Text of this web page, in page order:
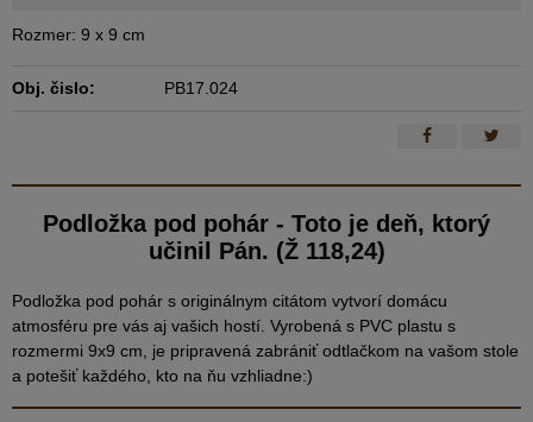
Rozmer: 9 x 9 cm
Obj. čislo: PB17.024
Podložka pod pohár - Toto je deň, ktorý
učinil Pán. (Ž 118,24)
Podložka pod pohár s originálnym citátom vytvorí domácu
atmosféru pre vás aj vašich hostí. Vyrobená s PVC plastu s
rozmermi 9x9 cm, je pripravená zabrániť odtlačkom na vašom stole
a potešiť každého, kto na ňu vzhliadne:)